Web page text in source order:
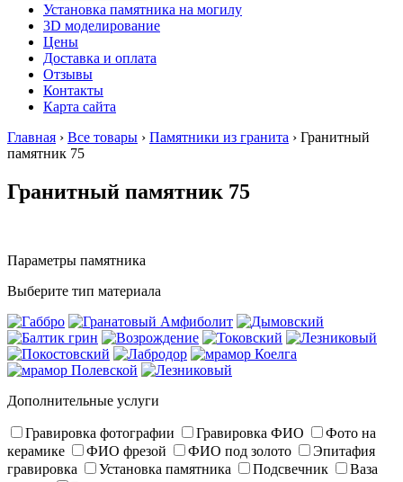
Установка памятника на могилу
3D моделирование
Цены
Доставка и оплата
Отзывы
Контакты
Карта сайта
Главная › Все товары › Памятники из гранита › Гранитный
памятник 75
Гранитный памятник 75
Параметры памятника
Выберите тип материала
Дополнительные услуги
Гравировка фотографии Гравировка ФИО
Фото на
керамике
ФИО фрезой ФИО под золото
Эпитафия
гравировка
Установка памятника Подсвечник
Ваза